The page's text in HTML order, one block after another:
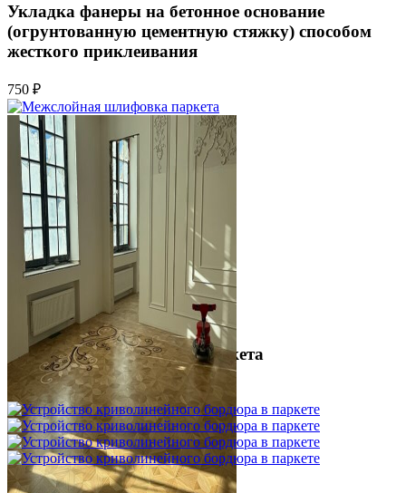
Укладка фанеры на бетонное основание
(огрунтованную цементную стяжку) способом
жесткого приклеивания
750 ₽
Межслойная шлифовка паркета
1 200 ₽